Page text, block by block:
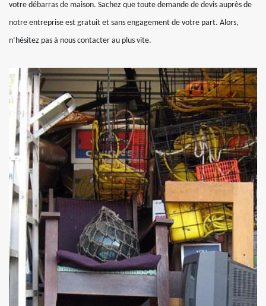
votre débarras de maison. Sachez que toute demande de devis auprès de
notre entreprise est gratuit et sans engagement de votre part. Alors,
n’hésitez pas à nous contacter au plus vite.